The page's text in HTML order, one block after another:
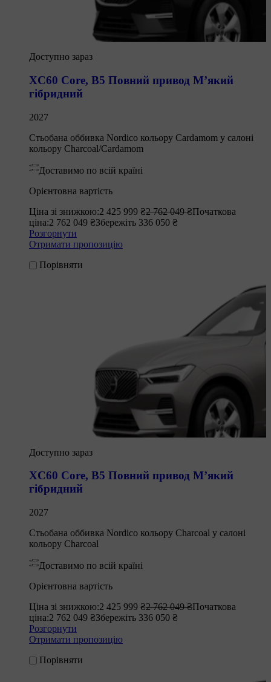
Доступно зараз
XC60 Core, B5 Повний привод М’який
гібридний
2027
Стьобана оббивка Nordico кольору Cardamom у салоні
кольору Charcoal/Cardamom
Доставимо по всій країні
Орієнтовна вартість
Ціна зі знижкою:2 425 999 ₴2 762 049 ₴Початкова
ціна:2 762 049 ₴Збережіть 336 050 ₴
Розгорнути
Отримати пропозицію
Порівняти
Доступно зараз
XC60 Core, B5 Повний привод М’який
гібридний
2027
Стьобана оббивка Nordico кольору Charcoal у салоні
кольору Charcoal
Доставимо по всій країні
Орієнтовна вартість
Ціна зі знижкою:2 425 999 ₴2 762 049 ₴Початкова
ціна:2 762 049 ₴Збережіть 336 050 ₴
Розгорнути
Отримати пропозицію
Порівняти